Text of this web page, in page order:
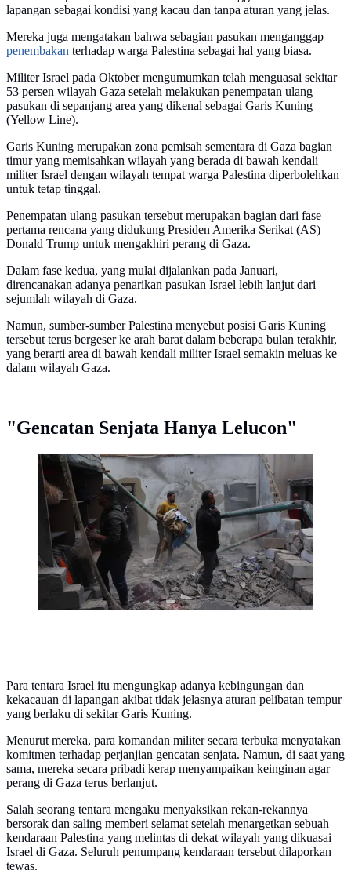
lapangan sebagai kondisi yang kacau dan tanpa aturan yang jelas.
Mereka juga mengatakan bahwa sebagian pasukan menganggap
penembakan terhadap warga Palestina sebagai hal yang biasa.
Militer Israel pada Oktober mengumumkan telah menguasai sekitar
53 persen wilayah Gaza setelah melakukan penempatan ulang
pasukan di sepanjang area yang dikenal sebagai Garis Kuning
(Yellow Line).
Garis Kuning merupakan zona pemisah sementara di Gaza bagian
timur yang memisahkan wilayah yang berada di bawah kendali
militer Israel dengan wilayah tempat warga Palestina diperbolehkan
untuk tetap tinggal.
Penempatan ulang pasukan tersebut merupakan bagian dari fase
pertama rencana yang didukung Presiden Amerika Serikat (AS)
Donald Trump untuk mengakhiri perang di Gaza.
Dalam fase kedua, yang mulai dijalankan pada Januari,
direncanakan adanya penarikan pasukan Israel lebih lanjut dari
sejumlah wilayah di Gaza.
Namun, sumber-sumber Palestina menyebut posisi Garis Kuning
tersebut terus bergeser ke arah barat dalam beberapa bulan terakhir,
yang berarti area di bawah kendali militer Israel semakin meluas ke
dalam wilayah Gaza.
"Gencatan Senjata Hanya Lelucon"
Warga Palestina yang mengungsi memeriksa kerusakan
setelah sebuah rumah menjadi sasaran serangan Israel
di kamp pengungsi Maghazi, Jalur Gaza Tengah pada
Kamis 21 Mei 2026. (Eyad Baba/AFP)
Para tentara Israel itu mengungkap adanya kebingungan dan
kekacauan di lapangan akibat tidak jelasnya aturan pelibatan tempur
yang berlaku di sekitar Garis Kuning.
Menurut mereka, para komandan militer secara terbuka menyatakan
komitmen terhadap perjanjian gencatan senjata. Namun, di saat yang
sama, mereka secara pribadi kerap menyampaikan keinginan agar
perang di Gaza terus berlanjut.
Salah seorang tentara mengaku menyaksikan rekan-rekannya
bersorak dan saling memberi selamat setelah menargetkan sebuah
kendaraan Palestina yang melintas di dekat wilayah yang dikuasai
Israel di Gaza. Seluruh penumpang kendaraan tersebut dilaporkan
tewas.